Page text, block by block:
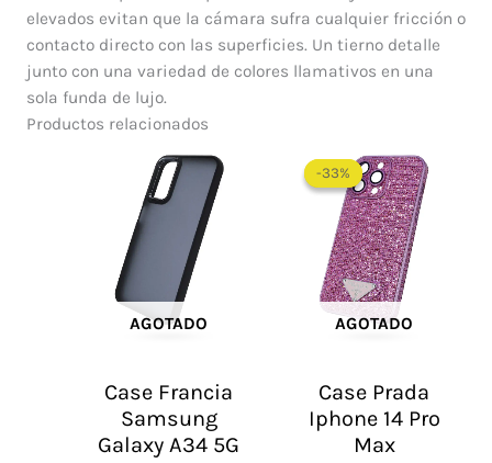
elevados evitan que la cámara sufra cualquier fricción o
contacto directo con las superficies. Un tierno detalle
junto con una variedad de colores llamativos en una
sola funda de lujo.
Productos relacionados
AGOTADO
Case Francia
Samsung
Galaxy A34 5G
-33%
AGOTADO
-33%
Case Prada
Iphone 14 Pro
Max
precio
original
era:
$ 60.000.